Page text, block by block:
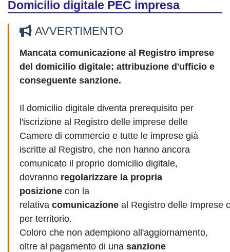
Domicilio digitale PEC impresa
AVVERTIMENTO
Mancata comunicazione al Registro imprese
del domicilio digitale: attribuzione d'ufficio e
conseguente sanzione.
Il domicilio digitale diventa prerequisito per
l'iscrizione al Registro delle imprese delle
Camere di commercio e tutte le imprese già
iscritte al Registro, che non hanno ancora
comunicato il proprio domicilio digitale,
dovranno regolarizzare la propria
posizione con la
relativa comunicazione al Registro delle Imprese
per territorio.
Coloro che non adempiono all'aggiornamento,
oltre al pagamento di una sanzione